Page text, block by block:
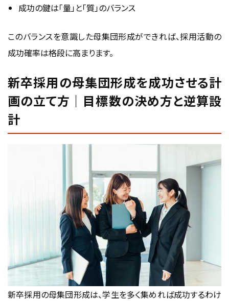
成功の鍵は「量」と「質」のバランス
このバランスを意識した母集団形成ができれば、採用活動の
成功確率は格段に高まります。
新卒採用の母集団形成を成功させる計
画の立て方｜目標数の決め方と逆算設
計
新卒採用の母集団形成は、学生を多く集めれば成功するわけ